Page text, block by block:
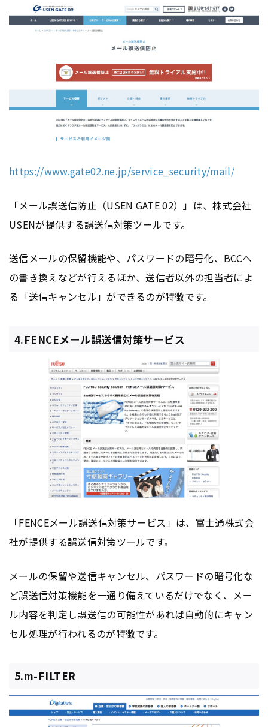
https://www.gate02.ne.jp/service_security/mail/
「メール誤送信防止（USEN GATE 02）」は、株式会社
USENが提供する誤送信対策ツールです。
送信メールの保留機能や、パスワードの暗号化、BCCへ
の書き換えなどが行えるほか、送信者以外の担当者によ
る「送信キャンセル」ができるのが特徴です。
4.FENCEメール誤送信対策サービス
「FENCEメール誤送信対策サービス」は、富士通株式会
社が提供する誤送信対策ツールです。
メールの保留や送信キャンセル、パスワードの暗号化な
ど誤送信対策機能を一通り備えているだけでなく、メー
ル内容を判定し誤送信の可能性があれば自動的にキャン
セル処理が行われるのが特徴です。
5.m-FILTER